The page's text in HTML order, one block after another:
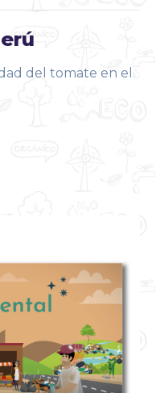
del tomate en el